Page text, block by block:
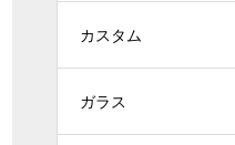
カスタム
ガラス